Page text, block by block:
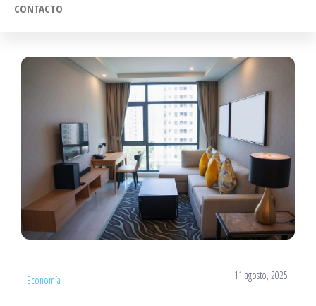
CONTACTO
Economía 11 agosto, 2025